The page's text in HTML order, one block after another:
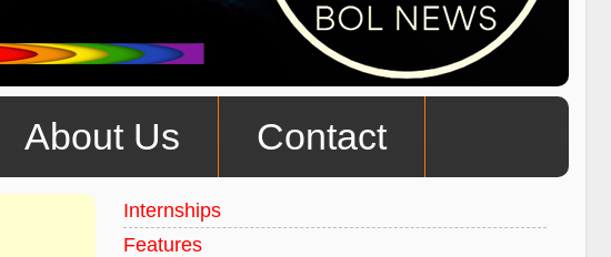
About Us Contact
Internships
Features